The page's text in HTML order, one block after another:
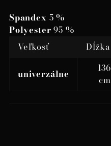
Spandex 5 %
Polyester 95 %
Veľkosť
Dĺžka
univerzálne
136
cm